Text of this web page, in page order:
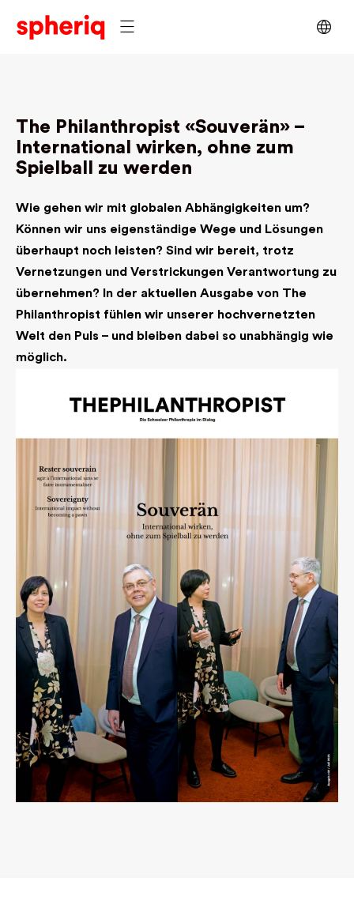
The Philanthropist «Souverän» –
International wirken, ohne zum
Spielball zu werden
Wie gehen wir mit globalen Abhängigkeiten um?
Können wir uns eigenständige Wege und Lösungen
überhaupt noch leisten? Sind wir bereit, trotz
Vernetzungen und Verstrickungen Verantwortung zu
übernehmen? In der aktuellen Ausgabe von The
Philanthropist fühlen wir unserer hochvernetzten
Welt den Puls – und bleiben dabei so unabhängig wie
möglich.